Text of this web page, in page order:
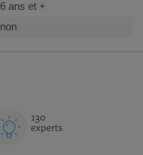
6 ans et +
non
130
experts